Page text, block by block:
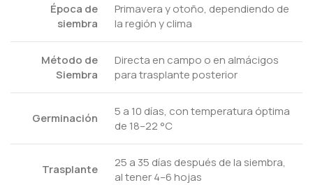
Época de
siembra
Primavera y otoño, dependiendo de
la región y clima
Método de
Siembra
Directa en campo o en almácigos
para trasplante posterior
Germinación
5 a 10 días, con temperatura óptima
de 18–22 °C
Trasplante
25 a 35 días después de la siembra,
al tener 4–6 hojas